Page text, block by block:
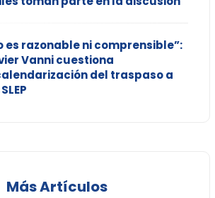
es razonable ni comprensible”:
Vanni cuestiona
del traspaso a
Más Artículos